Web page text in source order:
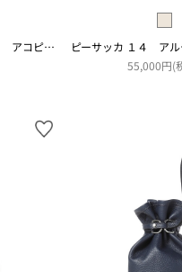
ピーサッカ １４ アルチェ アコピアート
55,000円(